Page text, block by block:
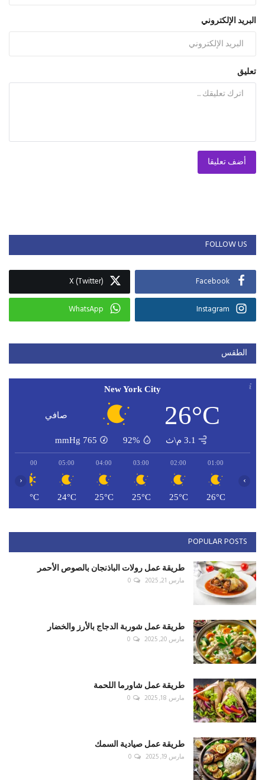
البريد الإلكتروني
تعليق
أضف تعليقا
FOLLOW US
Facebook
X (Twitter)
Instagram
WhatsApp
الطقس
New York City
26°C صافي
3.1 م\ث 92%
765
mmHg
01:00
26°C
02:00
25°C
03:00
25°C
04:00
25°C
05:00
24°C
06:00
24°C
‹ ›
POPULAR POSTS
طريقة عمل رولات الباذنجان بالصوص الأحمر
مارس 21, 2025 0
طريقة عمل شوربة الدجاج بالأرز والخضار
مارس 20, 2025 0
طريقة عمل شاورما اللحمة
مارس 18, 2025 0
طريقة عمل صيادية السمك
مارس 19, 2025 0